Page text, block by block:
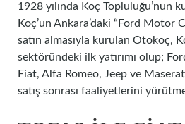
1928 yılında Koç Topluluğu’nun
Koç’un Ankara’daki “Ford Motor
satın almasıyla kurulan Otokoç,
sektöründeki ilk yatırımı olup;
Fiat, Alfa Romeo, Jeep ve
satış sonrası faaliyetlerini